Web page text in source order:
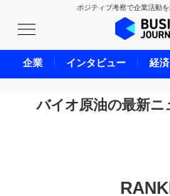
ポジティブ考察で企業活動
BUSINESS
UNICORN
CARBON
LIFE ENDING
バイオ原油の最新ニ
企業 インタビュー 経済